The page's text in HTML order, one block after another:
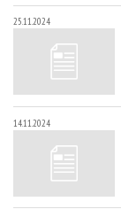
25.11.2024
14.11.2024